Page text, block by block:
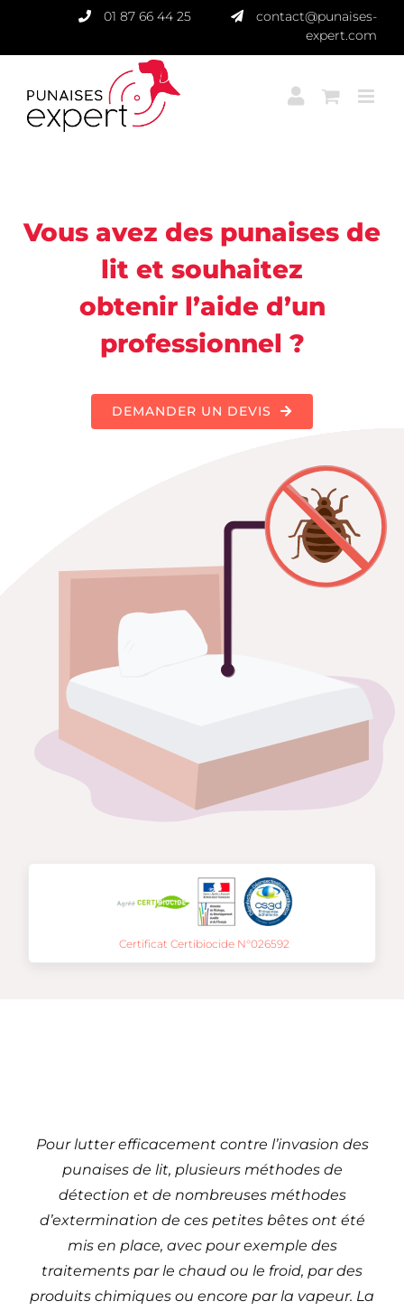
contenu
01 87 66 44 25
contact@punaises-
expert.com
Vous avez des punaises de
lit et souhaitez
obtenir l’aide d’un
professionnel ?
DEMANDER UN DEVIS
Certificat Certibiocide N°026592
Pour lutter efficacement contre l’invasion des
punaises de lit, plusieurs méthodes de
détection et de nombreuses méthodes
d’extermination de ces petites bêtes ont été
mis en place, avec pour exemple des
traitements par le chaud ou le froid, par des
produits chimiques ou encore par la vapeur. La